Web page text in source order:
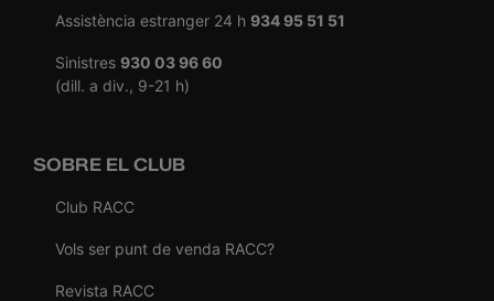
Assistència estranger 24 h 934 95 51 51
Sinistres 930 03 96 60
(dill. a div., 9-21 h)
SOBRE EL CLUB
Club RACC
Vols ser punt de venda RACC?
Revista RACC